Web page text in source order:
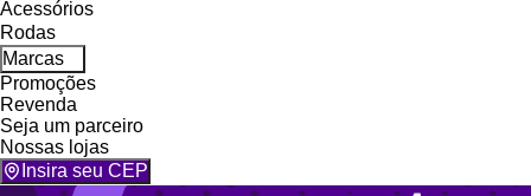
Acessórios
Rodas
Marcas
Promoções
Revenda
Seja um parceiro
Nossas lojas
Insira seu CEP